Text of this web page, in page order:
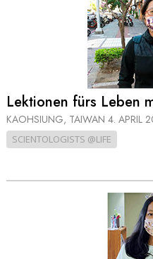
Lektionen fürs Leben
KAOHSIUNG, TAIWAN 4. APRIL
SCIENTOLOGISTS @LIFE